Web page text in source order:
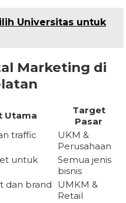
Universitas untuk
Marketing di
Utama
Target
Pasar
traffic
UKM &
Perusahaan
untuk
Semua jenis
bisnis
dan brand
UMKM &
Retail